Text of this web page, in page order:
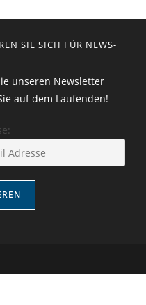
SIE SICH FÜR NEWS-
unseren Newsletter
auf dem Laufenden!